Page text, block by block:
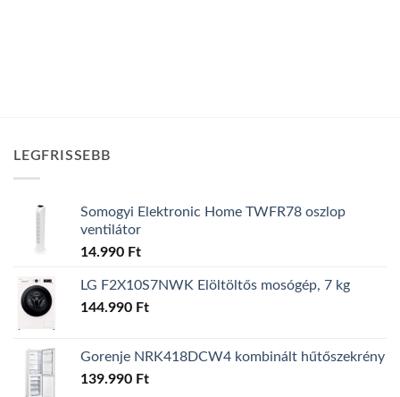
LEGFRISSEBB
Somogyi Elektronic Home TWFR78 oszlop
ventilátor
14.990 Ft
LG F2X10S7NWK Elöltöltős mosógép, 7 kg
144.990 Ft
Gorenje NRK418DCW4 kombinált hűtőszekrény
139.990 Ft